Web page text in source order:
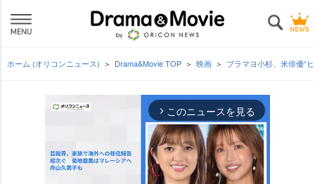
ホーム (オリコンニュース) Drama&Movie TOP 映画 ブラマヨ小杉、米俳優“
arrow_forward_ios このニュースを見る